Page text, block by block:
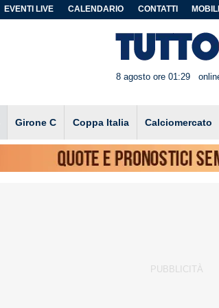
EVENTI LIVE CALENDARIO CONTATTI
8 agosto ore 01:29
Girone C Coppa Italia Calciomercato